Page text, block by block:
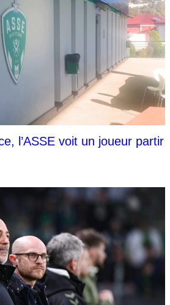
l’ASSE voit un joueur partir